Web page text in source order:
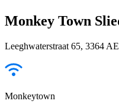
Monkey Town
Leeghwaterstraat 65, 3364
Monkeytown